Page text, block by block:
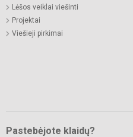
Lėšos veiklai viešinti
Projektai
Viešieji pirkimai
Pastebėjote klaidų?